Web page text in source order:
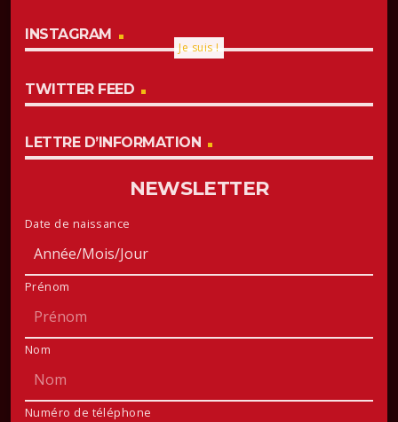
INSTAGRAM
Je suis !
TWITTER FEED
LETTRE D’INFORMATION
NEWSLETTER
Date de naissance
Prénom
Nom
Numéro de téléphone